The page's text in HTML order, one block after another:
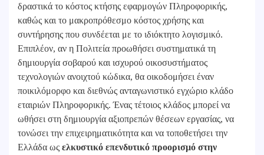
δραστικά το κόστος κτήσης εφαρμογών Πληροφορικής,
καθώς και το μακροπρόθεσμο κόστος χρήσης και
συντήρησης που συνδέεται με το ιδιόκτητο λογισμικό.
Επιπλέον, αν η Πολιτεία προωθήσει συστηματικά τη
δημιουργία σοβαρού και ισχυρού οικοσυστήματος
τεχνολογιών ανοιχτού κώδικα, θα οικοδομήσει έναν
ποικιλόμορφο και διεθνώς ανταγωνιστικό εγχώριο κλάδο
εταιριών Πληροφορικής. Ένας τέτοιος κλάδος μπορεί να
ωθήσει στη δημιουργία αξιοπρεπών θέσεων εργασίας, να
τονώσει την επιχειρηματικότητα και να τοποθετήσει την
Ελλάδα ως ελκυστικό επενδυτικό προορισμό στην